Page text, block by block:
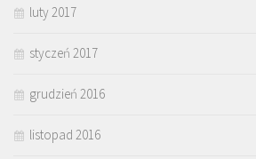
luty 2017
styczeń 2017
grudzień 2016
listopad 2016